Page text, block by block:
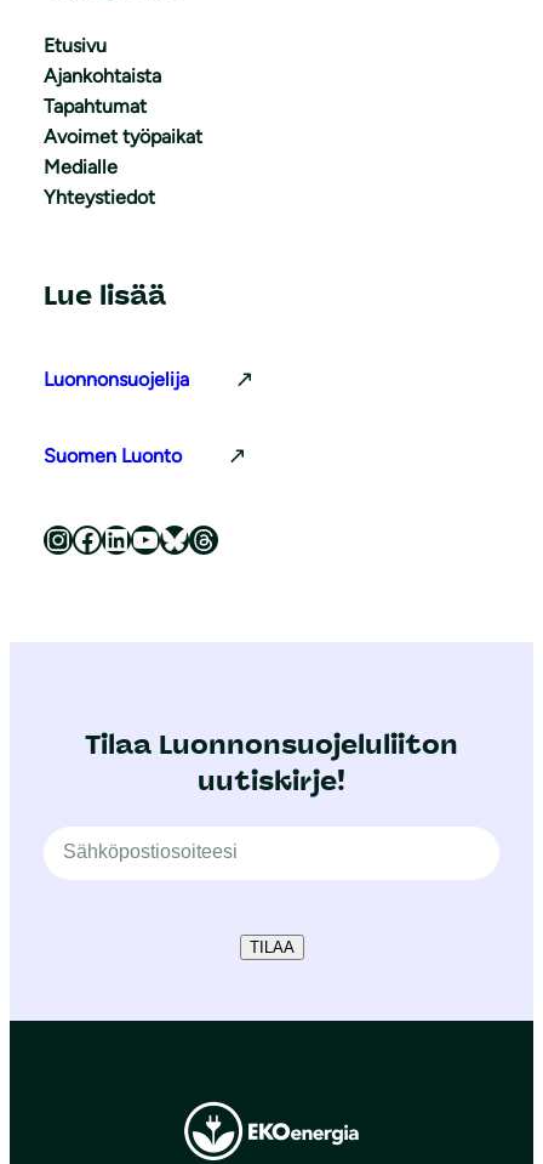
Etusivu
Ajankohtaista
Tapahtumat
Avoimet työpaikat
Medialle
Yhteystiedot
Lue lisää
Luonnonsuojelija
Suomen Luonto
Luonnonsuojeluliitto Instagramissa Luonnonsuojeluliitto Facebookissa Luonnonsuojeluliitto LinkedInissä Luonnonsuojeluliiton YouTube-kanava Luonnonsuojeluliitto Blueskyssa Luonnonsuojeluliitto Threadsissa
Tilaa Luonnonsuojeluliiton
uutiskirje!
TILAA